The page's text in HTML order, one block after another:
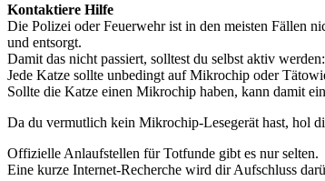
Kontaktiere Hilfe
Die Polizei oder Feuerwehr ist in den meisten Fällen
und entsorgt.
Damit das nicht passiert, solltest du selbst aktiv werden:
Jede Katze sollte unbedingt auf Mikrochip oder
Sollte die Katze einen Mikrochip haben, kann damit
Da du vermutlich kein Mikrochip-Lesegerät hast, hol
Offizielle Anlaufstellen für Totfunde gibt es nur selten.
Eine kurze Internet-Recherche wird dir Aufschluss